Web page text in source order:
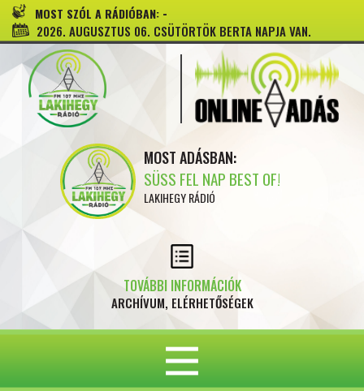
MOST SZÓL A RÁDIÓBAN: -
2026. AUGUSZTUS 06. CSÜTÖRTÖK BERTA NAPJA VAN.
MOST ADÁSBAN:
SÜSS FEL NAP BEST OF!
LAKIHEGY RÁDIÓ
TOVÁBBI INFORMÁCIÓK
ARCHÍVUM, ELÉRHETŐSÉGEK